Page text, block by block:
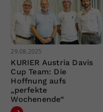
29.08.2025
KURIER Austria Davis
Cup Team: Die
Hoffnung aufs
„perfekte
Wochenende“